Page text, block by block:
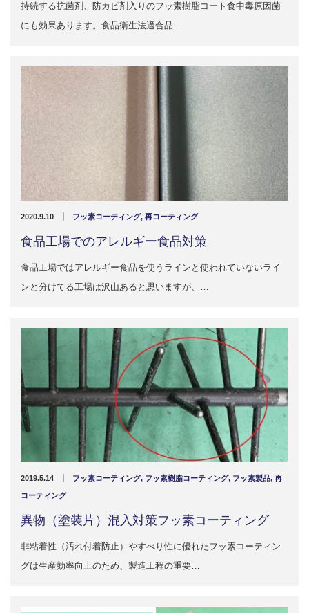
持続する抗菌剤、防カビ剤入りのフッ素樹脂コート食中毒原因菌
にも効果あります。食品衛生法適合品…
2020.9.10 フッ素コーティング, 再コーティング
食品工場でのアレルギー食品対策
食品工場ではアレルギー食品を使うラインと使われていないライ
ンと分けてる工場は沢山あると思いますが、…
2019.5.14 フッ素コーティング, フッ素樹脂コーティング, フッ素製品, 再
コーティング
異物（塗装片）混入対策フッ素コーティング
非粘着性（汚れ付着防止）やすべり性に優れたフッ素コーティン
グは生産効率向上のため、製造工程の重要…
納品までの流れ
会社案内/カタログ
会社案内カタログ（PDF）
カビこんコートカタログ（PDF）
カビこんばいカタログ（PDF）
MFライニングカタログ（PDF）
お問合わせ
2023.10.20
素樹脂ベルトを開発…
2022.6.20
今回ご紹介するのは、交換が楽なシー
トタイプのコンベアーベルトです。ベ
ルトの繋ぎ…
2022.6.12
MFテープ剥離試験①内容機材SUS304
にか…
今、結露、湿気などの問い合わせが増
えています。今一番多い問い合わせ
2022.6.6
印刷塗工工程で溶剤系塗料をご使用の
場合、静電気により塗料に引火し火災
が発生する…